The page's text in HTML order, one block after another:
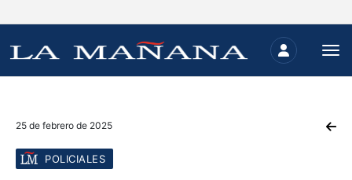
25 de febrero de 2025
POLICIALES